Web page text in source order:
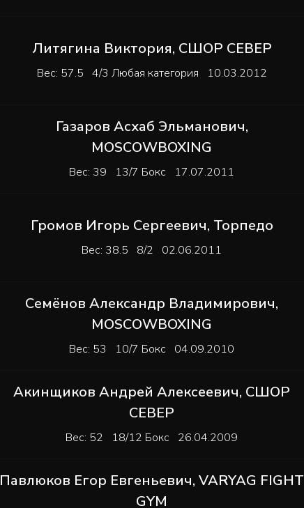
Литягина Виктория, СШОР СЕВЕР
Вес: 57.5 4/3 Любая категория 10.03.2012
Газаров Асхаб Эльманович,
MOSCOWBOXING
Вес: 39 13/7 Бокс 17.07.2011
Громов Игорь Сергеевич, Торпедо
Вес: 38.5 8/2 02.06.2011
Семёнов Александр Владимирович,
MOSCOWBOXING
Вес: 53 10/7 Бокс 04.09.2010
Акинщиков Андрей Алексеевич, СШОР
СЕВЕР
Вес: 52 18/12 Бокс 26.04.2009
Павлюков Егор Евгеньевич, VARYAG FIGHT
GYM